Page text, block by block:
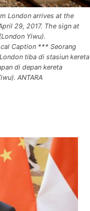
London arrives at the
29, 2017. The sign at
Yiwu).
Caption *** Seorang
tiba di stasiun kereta
di depan kereta
ANTARA